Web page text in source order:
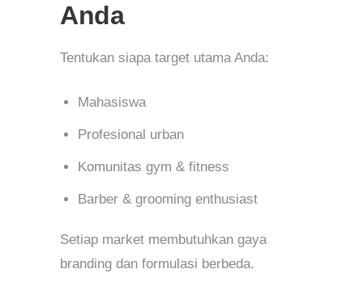
Anda
Tentukan siapa target utama Anda:
Mahasiswa
Profesional urban
Komunitas gym & fitness
Barber & grooming enthusiast
Setiap market membutuhkan gaya
branding dan formulasi berbeda.